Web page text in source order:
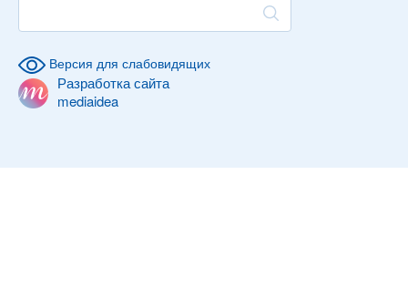
Версия для слабовидящих
Разработка сайта
mediaidea